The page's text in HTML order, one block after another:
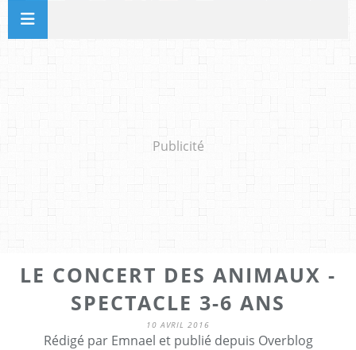
Publicité
LE CONCERT DES ANIMAUX -
SPECTACLE 3-6 ANS
10 AVRIL 2016
Rédigé par Emnael et publié depuis Overblog